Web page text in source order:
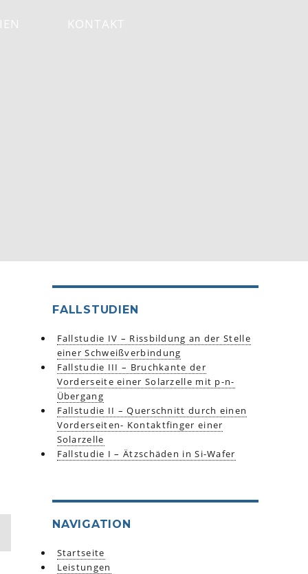
KONTAKT
FALLSTUDIEN
Fallstudie IV – Rissbildung an der Stelle
einer Schweißverbindung
Fallstudie III – Bruchkante der
Vorderseite einer Solarzelle mit p-n-
Übergang
Fallstudie II – Querschnitt durch einen
Vorderseiten- Kontaktfinger einer
Solarzelle
Fallstudie I – Ätzschäden in Si-Wafer
NAVIGATION
Startseite
Leistungen